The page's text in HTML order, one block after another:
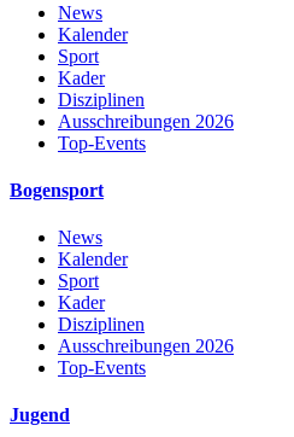
News
Kalender
Sport
Kader
Disziplinen
Ausschreibungen 2026
Top-Events
Bogensport
News
Kalender
Sport
Kader
Disziplinen
Ausschreibungen 2026
Top-Events
Jugend